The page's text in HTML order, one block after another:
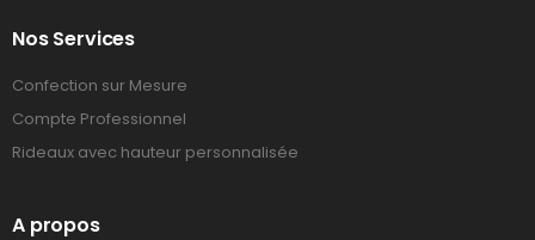
Nos Services
Confection sur Mesure
Compte Professionnel
Rideaux avec hauteur personnalisée
A propos